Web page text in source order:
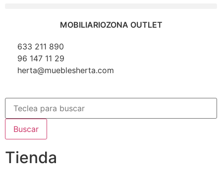
MOBILIARIOZONA OUTLET
633 211 890
96 147 11 29
herta@mueblesherta.com
Buscar
Tienda